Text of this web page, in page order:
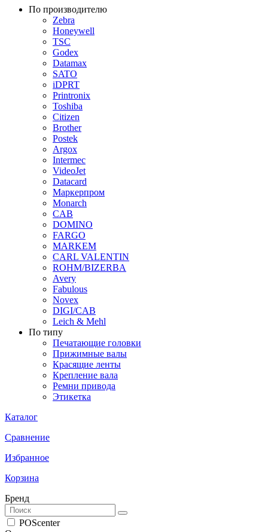
По производителю
Zebra
Honeywell
TSC
Godex
Datamax
SATO
iDPRT
Printronix
Toshiba
Citizen
Brother
Postek
Argox
Intermec
VideoJet
Datacard
Маркерпром
Monarch
CAB
DOMINO
FARGO
MARKEM
CARL VALENTIN
ROHM/BIZERBA
Avery
Fabulous
Novex
DIGI/CAB
Leich & Mehl
По типу
Печатающие головки
Прижимные валы
Красящие ленты
Крепление вала
Ремни привода
Этикетка
Каталог
Сравнение
Избранное
Корзина
Бренд
POScenter